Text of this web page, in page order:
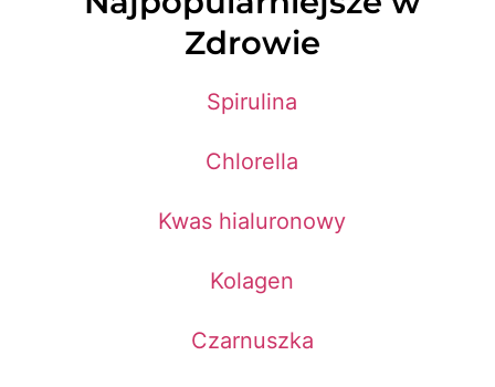
Zdrowie
Spirulina
Chlorella
Kwas hialuronowy
Kolagen
Czarnuszka